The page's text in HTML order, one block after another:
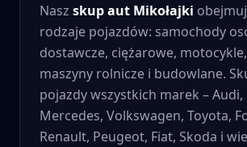
Nasz skup aut Mikołajki
rodzaje pojazdów: samochody
dostawcze, ciężarowe,
maszyny rolnicze i budowlane.
pojazdy wszystkich marek – Audi,
Mercedes, Volkswagen, Toyota,
Renault, Peugeot, Fiat, Skoda i